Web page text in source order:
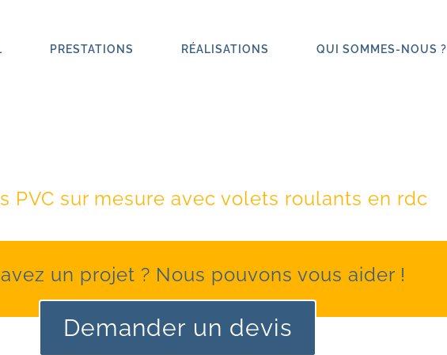
PRESTATIONS RÉALISATIONS QUI SOMMES-NOUS ?
PVC sur mesure avec volets roulants en rdc
un projet ? Nous pouvons vous aider !
Demander un devis